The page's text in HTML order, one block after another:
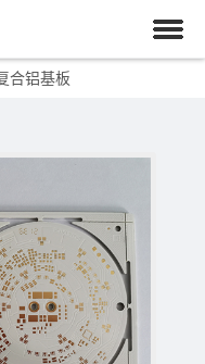
合铝基板